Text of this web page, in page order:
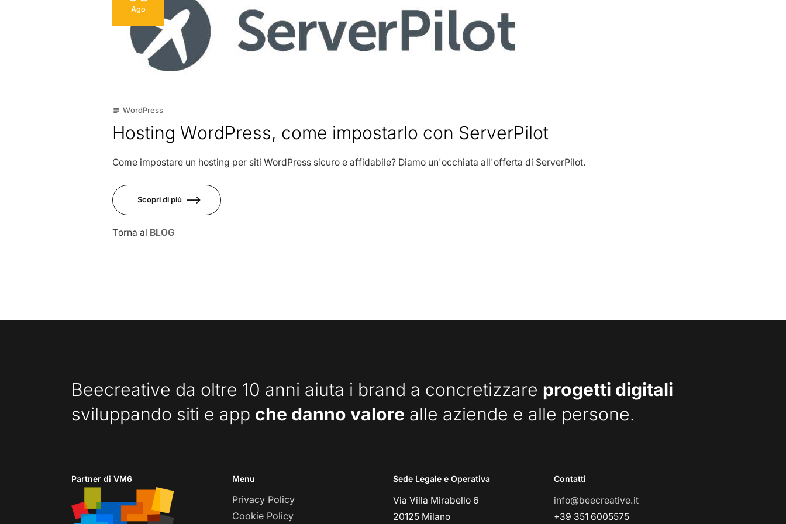
Ago
subject WordPress
Hosting WordPress, come impostarlo con ServerPilot
Come impostare un hosting per siti WordPress sicuro e affidabile? Diamo un'occhiata all'offerta di ServerPilot.
Scopri di più
Torna al BLOG
Beecreative da oltre 10 anni aiuta i brand a concretizzare progetti digitali
sviluppando siti e app che danno valore alle aziende e alle persone.
Partner di VM6 Menu
Privacy Policy
Cookie Policy
Sede Legale e Operativa
Via Villa Mirabello 6
20125 Milano
Contatti
info@beecreative.it
+39 351 6005575